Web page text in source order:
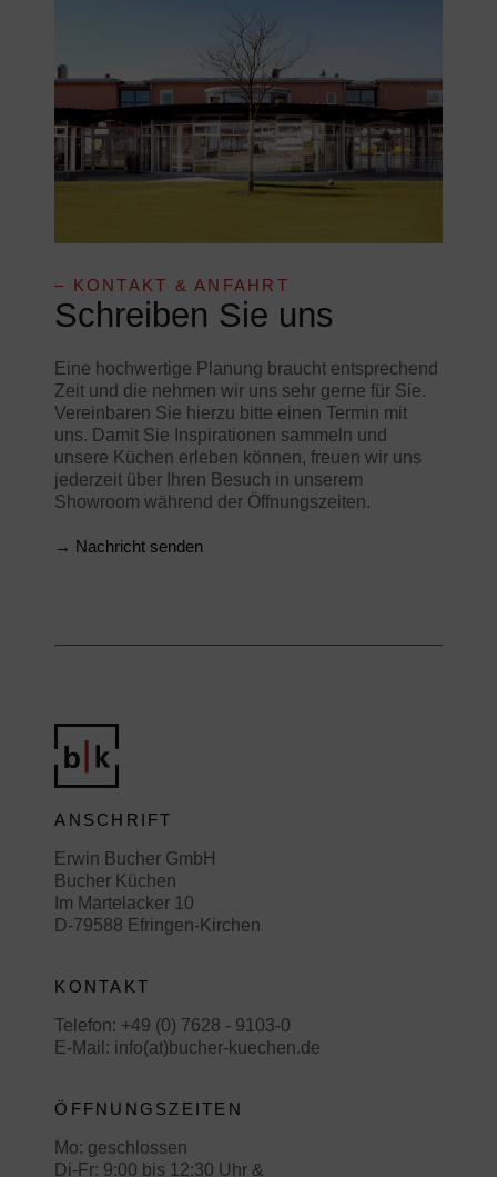
– KONTAKT & ANFAHRT
Schreiben Sie uns
Eine hochwertige Planung braucht entsprechend
Zeit und die nehmen wir uns sehr gerne für Sie.
Vereinbaren Sie hierzu bitte einen Termin mit
uns. Damit Sie Inspirationen sammeln und
unsere Küchen erleben können, freuen wir uns
jederzeit über Ihren Besuch in unserem
Showroom während der Öffnungszeiten.
→ Nachricht senden
ANSCHRIFT
Erwin Bucher GmbH
Bucher Küchen
Im Martelacker 10
D-79588 Efringen-Kirchen
KONTAKT
Telefon: +49 (0) 7628 - 9103-0
E-Mail: info(at)bucher-kuechen.de
ÖFFNUNGSZEITEN
Mo: geschlossen
Di-Fr: 9:00 bis 12:30 Uhr &